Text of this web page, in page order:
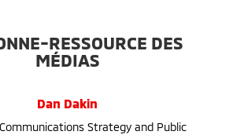
RESSOURCE DES
MÉDIAS
Dan Dakin
Strategy and Public